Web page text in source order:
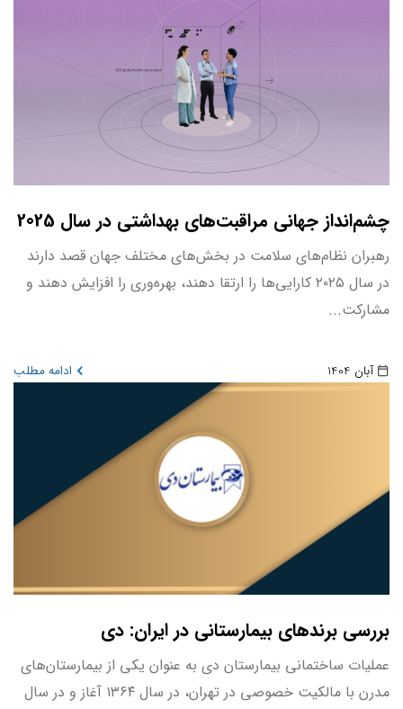
چشم‌انداز جهانی مراقبت‌های بهداشتی در سال 2025
رهبران نظام‌های سلامت در بخش‌های مختلف جهان قصد دارند
در سال ۲۰۲۵ کارایی‌ها را ارتقا دهند، بهره‌وری را افزایش دهند و
مشارکت...
آبان 1404 ادامه مطلب
بررسی برندهای بیمارستانی در ایران: دی
عملیات ساختمانی بیمارستان دی به عنوان یکی از بیمارستان‌های
مدرن با مالکیت خصوصی در تهران، در سال ۱۳۶۴ آغاز و در سال